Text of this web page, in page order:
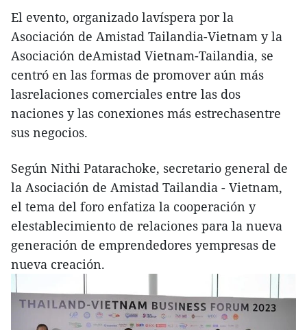
El evento, organizado lavíspera por la
Asociación de Amistad Tailandia-Vietnam y la
Asociación deAmistad Vietnam-Tailandia, se
centró en las formas de promover aún más
lasrelaciones comerciales entre las dos
naciones y las conexiones más estrechasentre
sus negocios.
Según Nithi Patarachoke, secretario general de
la Asociación de Amistad Tailandia - Vietnam,
el tema del foro enfatiza la cooperación y
elestablecimiento de relaciones para la nueva
generación de emprendedores yempresas de
nueva creación.